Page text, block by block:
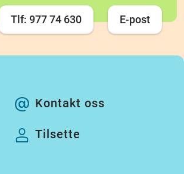
Tlf: 977 74 630 E-post
Kontakt oss
Tilsette